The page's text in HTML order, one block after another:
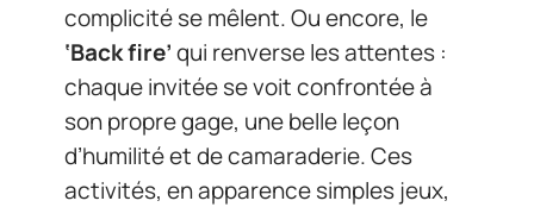
complicité se mêlent. Ou encore, le
‘Back fire’qui renverse les attentes :
chaque invitée se voit confrontée à
son propre gage, une belle leçon
d’humilité et de camaraderie. Ces
activités, en apparence simples jeux,